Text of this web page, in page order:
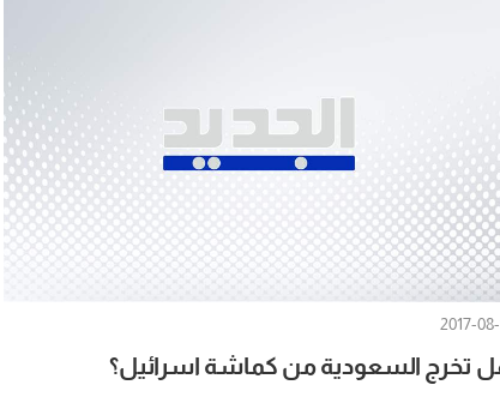
2017-
تخرج السعودية من كماشة اسرائيل؟